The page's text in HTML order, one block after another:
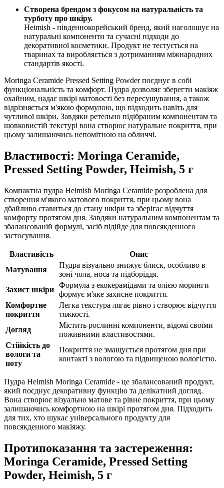
Створена брендом з фокусом на натуральність та
турботу про шкіру.
Heimish - південнокорейський бренд, який наголошує на
натуральні компоненти та сучасні підходи до
декоративної косметики. Продукт не тестується на
тваринах та виробляється з дотриманням міжнародних
стандартів якості.
Moringa Ceramide Pressed Setting Powder поєднує в собі
функціональність та комфорт. Пудра дозволяє зберегти макіяж
охайним, надає шкірі матовості без пересушування, а також
відрізняється м'якою формулою, що підходить навіть для
чутливої шкіри. Завдяки ретельно підібраним компонентам та
шовковистій текстурі вона створює натуральне покриття, при
цьому залишаючись непомітною на обличчі.
Властивості: Moringa Ceramide,
Pressed Setting Powder, Heimish, 5 г
Компактна пудра Heimish Moringa Ceramide розроблена для
створення м'якого матового покриття, при цьому вона
дбайливо ставиться до стану шкіри та зберігає відчуття
комфорту протягом дня. Завдяки натуральним компонентам та
збалансованій формулі, засіб підійде для повсякденного
застосування.
Властивість
Опис
Матування
Пудра візуально знижує блиск, особливо в
зоні чола, носа та підборіддя.
Захист шкіри
Формула з екокерамідами та олією моринги
формує м'яке захисне покриття.
Комфортне
покриття
Легка текстура лягає рівно і створює відчуття
тяжкості.
Догляд
Містить рослинні компоненти, відомі своїми
поживними властивостями.
Стійкість до
вологи та
поту
Покриття не змащується протягом дня при
контакті з вологою та підвищеною вологістю.
Пудра Heimish Moringa Ceramide - це збалансований продукт,
який поєднує декоративну функцію та делікатний догляд.
Вона створює візуально матове та рівне покриття, при цьому
залишаючись комфортною на шкірі протягом дня. Підходить
для тих, хто шукає універсального продукту для
повсякденного макіяжу.
Протипоказання та застереження:
Moringa Ceramide, Pressed Setting
Powder, Heimish, 5 г